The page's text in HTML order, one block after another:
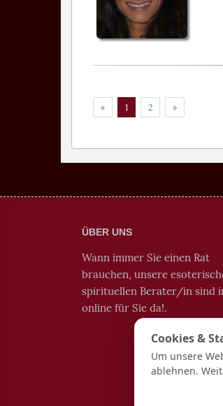
«zurück1 2 »weiter
ÜBER UNS
Wann immer Sie einen Rat
brauchen, unsere
spirituellen Berater/in sind
online für Sie da!.
Cookies &
Um unsere
ablehnen.